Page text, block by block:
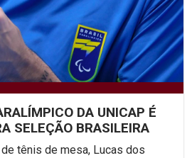
DA UNICAP É
SELEÇÃO BRASILEIRA
tênis de mesa, Lucas dos